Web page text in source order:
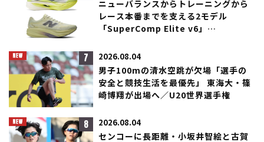
ニューバランスからトレーニングから
レース本番までを支える2モデル
「SuperComp Elite v6」
7 2026.08.04
男子100mの清水空跳が欠場「選手の
安全と競技生活を最優先」 東海大・篠
崎博翔が出場へ／U20世界選手権
8 2026.08.04
センコーに長距離・小坂井智絵と古賀